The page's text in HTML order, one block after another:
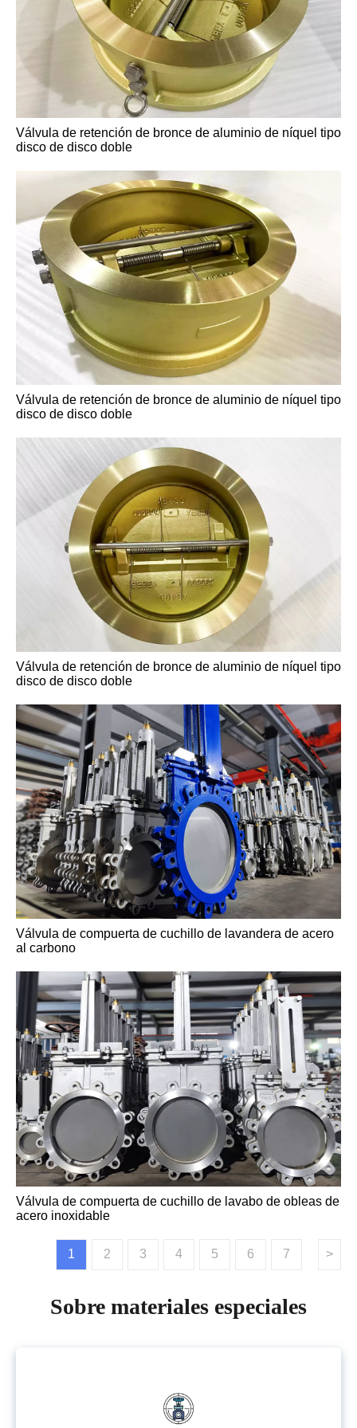
Válvula de retención de bronce de aluminio de níquel tipo
disco de disco doble
Válvula de retención de bronce de aluminio de níquel tipo
disco de disco doble
Válvula de retención de bronce de aluminio de níquel tipo
disco de disco doble
Válvula de compuerta de cuchillo de lavandera de acero
al carbono
Válvula de compuerta de cuchillo de lavabo de obleas de
acero inoxidable
Válvula de puerta sellada con presión A217 A217 WC6
Válvula de puerta sellada con presión A217 A217 WC6
Válvula de puerta sellada con presión A217 A217 WC6
1 2 3 4 5 6 7 >
Sobre materiales especiales